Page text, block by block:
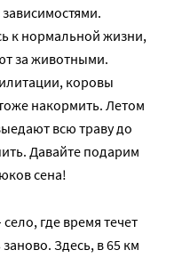
к нормальной жизни,
за животными.
коровы
накормить. Летом
всю траву до
Давайте подарим
сена!
где время течет
Здесь, в 65 км